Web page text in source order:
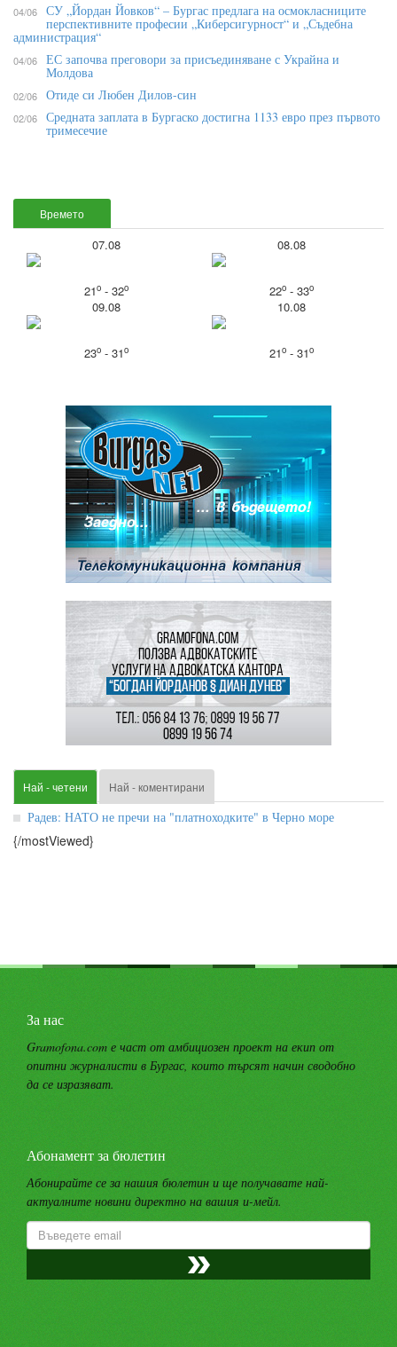
Времето
07.08
21o- 32o
08.08
22o- 33o
09.08
23o- 31o
10.08
21o- 31o
04/06 СУ „Йордан Йовков“ – Бургас предлага на осмокласниците
перспективните професии „Киберсигурност“ и „Съдебна
администрация“
04/06 ЕС започва преговори за присъединяване с Украйна и
Молдова
02/06 Отиде си Любен Дилов-син
02/06 Средната заплата в Бургаско достигна 1133 евро през първото
тримесечие
Най - четени Най - коментирани
Радев: НАТО не пречи на "платноходките" в Черно море
{/mostViewed}
За нас
Gramofona.com е част от амбициозен проект на екип от
опитни журналисти в Бургас, които търсят начин сводобно
да се изразяват.
Абонамент за бюлетин
Абонирайте се за нашия бюлетин и ще получавате най-
актуалните новини директно на вашия и-мейл.